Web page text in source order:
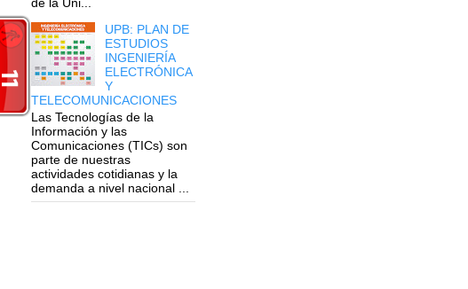
UPB: PLAN DE
ESTUDIOS
INGENIERÍA
ELECTRÓNICA
Y
TELECOMUNICACIONES
Las Tecnologías de la
Información y las
Comunicaciones (TICs) son
parte de nuestras
actividades cotidianas y la
demanda a nivel nacional ...